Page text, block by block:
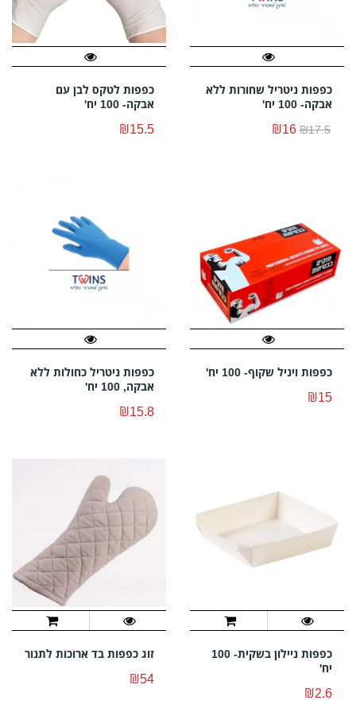
כפפות ניטריל שחורות ללא
אבקה- 100 יח'
₪17.5
₪16
כפפות לטקס לבן עם
אבקה- 100 יח'
₪15.5
כפפות ויניל שקוף- 100 יח'
₪15
כפפות ניטריל כחולות ללא
אבקה, 100 יח'
₪15.8
כפפות ניילון בשקית- 100
יח'
₪2.6
זוג כפפות בד ארוכות לתנור
₪54